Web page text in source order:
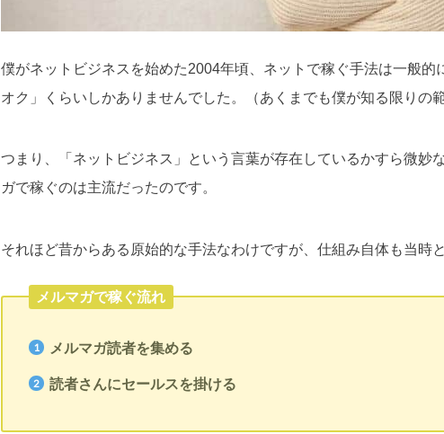
僕がネットビジネスを始めた2004年頃、ネットで稼ぐ手法は一般的
オク」くらいしかありませんでした。（あくまでも僕が知る限りの
つまり、「ネットビジネス」という言葉が存在しているかすら微妙
ガで稼ぐのは主流だったのです。
それほど昔からある原始的な手法なわけですが、仕組み自体も当時
メルマガで稼ぐ流れ
メルマガ読者を集める
読者さんにセールスを掛ける